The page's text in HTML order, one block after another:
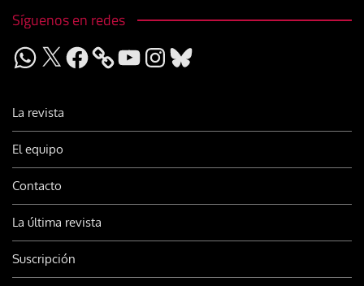
Síguenos en redes
WhatsApp
X Facebook YouTubeInstagram
Bluesky
La revista
El equipo
Contacto
La última revista
Suscripción